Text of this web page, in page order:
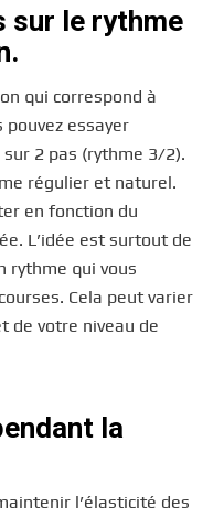
sur le rythme
qui correspond à
essayer
sur 2 pas (rythme 3/2).
régulier et naturel.
en fonction du
L’idée est surtout de
rythme qui vous
Cela peut varier
de votre niveau de
la
l’élasticité des